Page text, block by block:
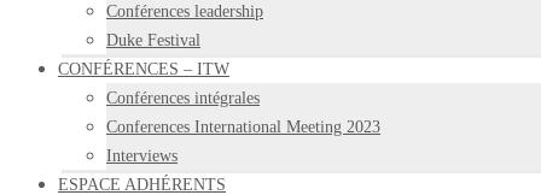
Conférences leadership
Duke Festival
CONFÉRENCES – ITW
Conférences intégrales
Conferences International Meeting 2023
Interviews
ESPACE ADHÉRENTS